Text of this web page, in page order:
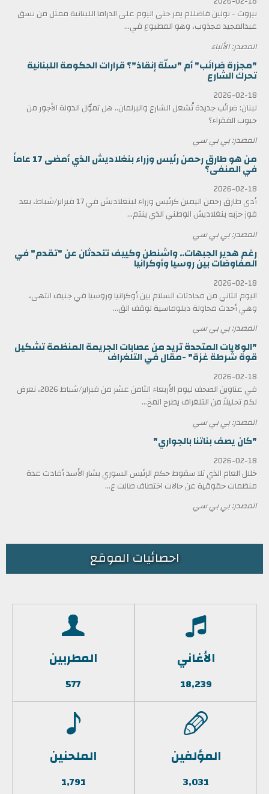
بيروت - بولين فاضللم يمر حتى اليوم على الدراما اللبنانية ممثل من نسق
عبدالمجيد مجذوب، وهو المطبوع في...
المصدر: الأنباء
"مجزرة ضرائب" أم "سلّة إنقاذ"؟ قرارات الحكومة اللبنانية
تحرك الشارع
2026-02-18
لبنان: ضرائب جديدة تُشعل الشارع والبرلمان.. هل تموّل الدولة الأجور من
جيوب الفقراء؟
المصدر: بي بي سي
من هو طارق رحمن رئيس وزراء بنغلاديش الذي أمضى 17 عاماً
في المنفى؟
2026-02-18
أدى طارق رحمن اليمين كرئيس وزراء لبنغلاديش في 17 فبراير/شباط، بعد
فوز حزبه بنغلاديش الوطني الذي ينتم...
المصدر: بي بي سي
رغم هدير الجبهات.. واشنطن وكييف تتحدثان عن "تقدم" في
المفاوضات بين روسيا وأوكرانيا
2026-02-18
اليوم الثاني من محادثات السلام بين أوكرانيا وروسيا في جنيف انتهى،
وهي أحدث محاولة دبلوماسية لوقف الق...
المصدر: بي بي سي
"الولايات المتحدة تريد من عصابات الجريمة المنظمة تشكيل
قوة شرطة غزة" -مقال في التلغراف
2026-02-18
في عناوين الصحف ليوم الأربعاء الثامن عشر من فبراير/شباط 2026، نعرض
لكم تحليلاً من التلغراف يطرح المخ...
المصدر: بي بي سي
"كان يصف بناتنا بالجواري"
2026-02-18
خلال العام الذي تلا سقوط حكم الرئيس السوري بشار الأسد أفادت عدة
منظمات حقوقية عن حالات اختطاف طالت ع...
المصدر: بي بي سي
احصائيات الموقع
الأغاني
18,239
المطربين
577
المؤلفين
3,031
الملحنين
1,791